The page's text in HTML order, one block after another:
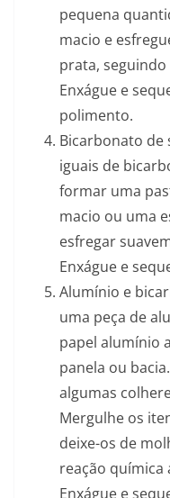
pequena
macio e
prata,
Enxágue e
polimento.
Bicarbonato de
iguais de
formar uma
macio ou uma
esfregar
Enxágue e
Alumínio e
uma peça de
papel alumínio
panela ou
algumas
Mergulhe os
deixe-os de
reação química
Enxágue e